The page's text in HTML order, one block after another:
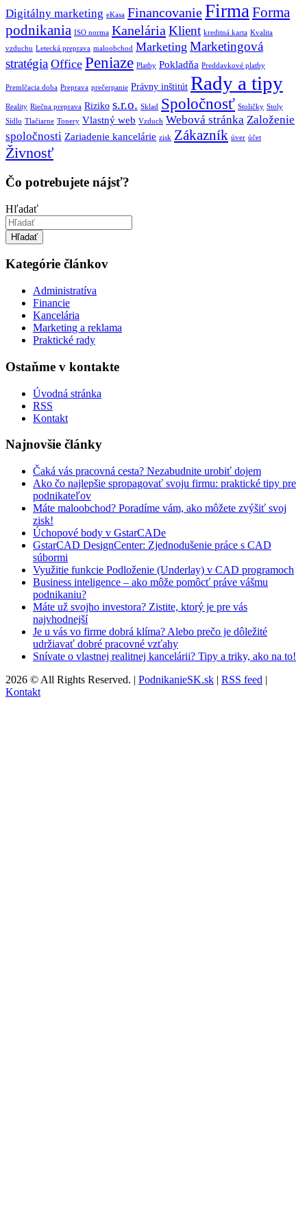
Digitálny marketing eKasa FinancovanieFirmaForma
podnikania ISO norma Kanelária Klient kreditná karta Kvalita
vzduchu Letecká preprava maloobchod Marketing Marketingová
stratégia Office Peniaze Platby Pokladňa Preddavkové platby
Premlčacia doba Preprava prečerpanie Právny inštitút Rady a tipy
Reality Riečna preprava Riziko s.r.o. Sklad Spoločnosť Stoličky Stoly
Sídlo Tlačiarne Tonery Vlastný web Vzduch Webová stránka Založenie
spoločnosti Zariadenie kancelárie zisk Zákazník úver účet
Živnosť
Čo potrebujete nájsť?
Hľadať
Hľadať
Kategórie článkov
Administratíva
Financie
Kancelária
Marketing a reklama
Praktické rady
Ostaňme v kontakte
Úvodná stránka
RSS
Kontakt
Najnovšie články
Čaká vás pracovná cesta? Nezabudnite urobiť dojem
Ako čo najlepšie spropagovať svoju firmu: praktické tipy pre
podnikateľov
Máte maloobchod? Poradíme vám, ako môžete zvýšiť svoj
zisk!
Úchopové body v GstarCADe
GstarCAD DesignCenter: Zjednodušenie práce s CAD
súbormi
Využitie funkcie Podloženie (Underlay) v CAD programoch
Business inteligence – ako môže pomôcť práve vášmu
podnikaniu?
Máte už svojho investora? Zistite, ktorý je pre vás
najvhodnejší
Je u vás vo firme dobrá klíma? Alebo prečo je dôležité
udržiavať dobré pracovné vzťahy
Snívate o vlastnej realitnej kancelárii? Tipy a triky, ako na to!
2026 © All Rights Reserved. | PodnikanieSK.sk | RSS feed |
Kontakt